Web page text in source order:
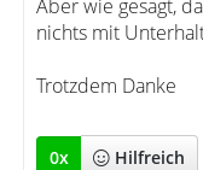
Aber wie gesagt,
nichts mit
Trotzdem Danke
0x Hilfreich